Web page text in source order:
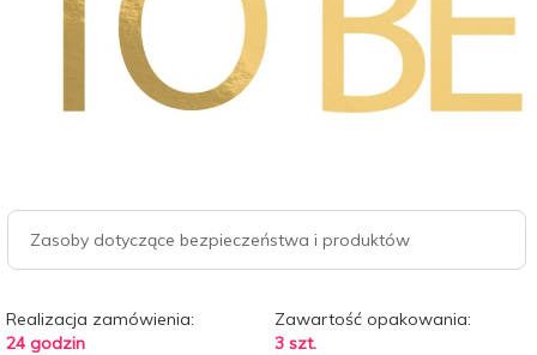
Zasoby dotyczące bezpieczeństwa i produktów
Realizacja zamówienia:
24 godzin
Zawartość opakowania:
3 szt.